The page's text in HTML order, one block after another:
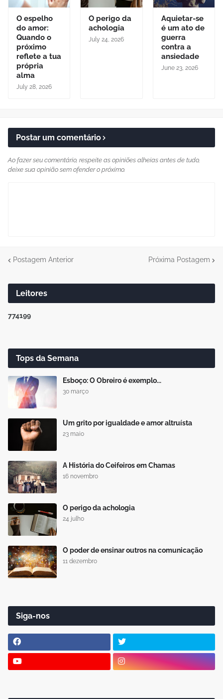
O espelho
do amor:
Quando o
próximo
reflete a tua
própria
alma
July 28, 2026
O perigo da
achologia
July 24, 2026
Aquietar-se
é um ato de
guerra
contra a
ansiedade
June 23, 2026
Postar um comentário
Ao fazer seu comentário, respeite as opiniões alheias antes de tudo,
deixe sua opinião sem ofender o próximo.
Postagem Anterior Próxima Postagem
Leitores
774199
Tops da Semana
Esboço: O Obreiro é exemplo...
30 março
Um grito por igualdade e amor altruísta
23 maio
A História do Ceifeiros em Chamas
16 novembro
O perigo da achologia
24 julho
O poder de ensinar outros na comunicação
11 dezembro
Siga-nos